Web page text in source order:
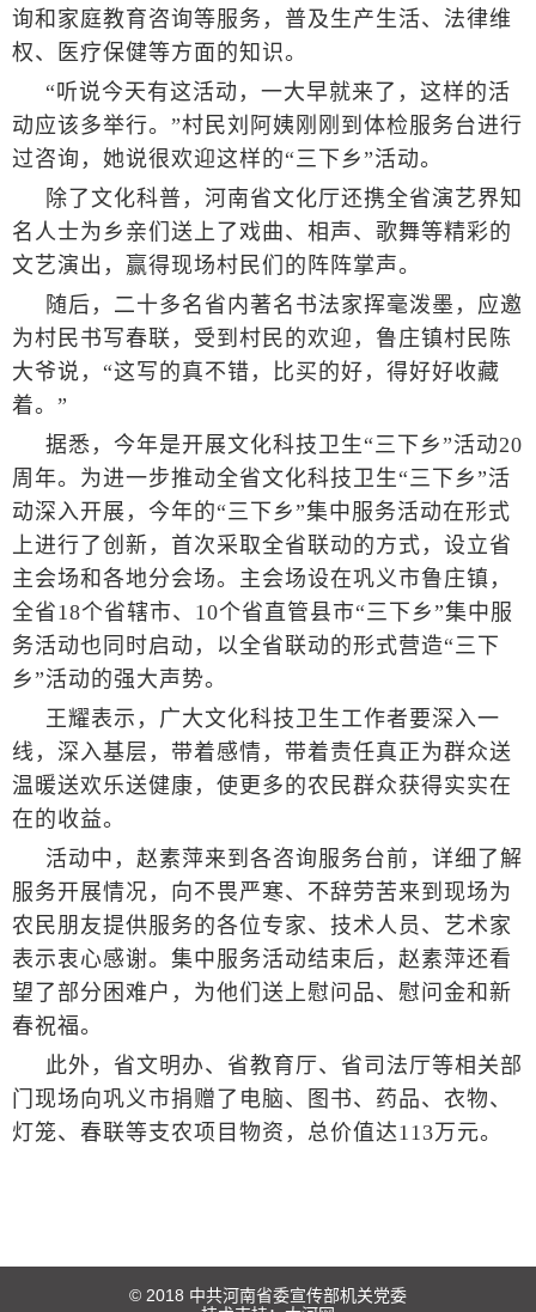
询和家庭教育咨询等服务，普及生产生活、法律维
权、医疗保健等方面的知识。
“听说今天有这活动，一大早就来了，这样的活
动应该多举行。”村民刘阿姨刚刚到体检服务台进行
过咨询，她说很欢迎这样的“三下乡”活动。
除了文化科普，河南省文化厅还携全省演艺界知
名人士为乡亲们送上了戏曲、相声、歌舞等精彩的
文艺演出，赢得现场村民们的阵阵掌声。
随后，二十多名省内著名书法家挥毫泼墨，应邀
为村民书写春联，受到村民的欢迎，鲁庄镇村民陈
大爷说，“这写的真不错，比买的好，得好好收藏
着。”
据悉，今年是开展文化科技卫生“三下乡”活动20
周年。为进一步推动全省文化科技卫生“三下乡”活
动深入开展，今年的“三下乡”集中服务活动在形式
上进行了创新，首次采取全省联动的方式，设立省
主会场和各地分会场。主会场设在巩义市鲁庄镇，
全省18个省辖市、10个省直管县市“三下乡”集中服
务活动也同时启动，以全省联动的形式营造“三下
乡”活动的强大声势。
王耀表示，广大文化科技卫生工作者要深入一
线，深入基层，带着感情，带着责任真正为群众送
温暖送欢乐送健康，使更多的农民群众获得实实在
在的收益。
活动中，赵素萍来到各咨询服务台前，详细了解
服务开展情况，向不畏严寒、不辞劳苦来到现场为
农民朋友提供服务的各位专家、技术人员、艺术家
表示衷心感谢。集中服务活动结束后，赵素萍还看
望了部分困难户，为他们送上慰问品、慰问金和新
春祝福。
此外，省文明办、省教育厅、省司法厅等相关部
门现场向巩义市捐赠了电脑、图书、药品、衣物、
灯笼、春联等支农项目物资，总价值达113万元。
© 2018 中共河南省委宣传部机关党委